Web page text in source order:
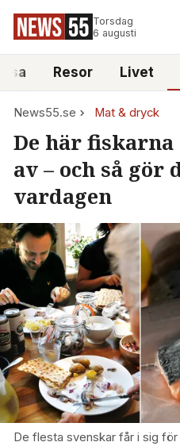
Torsdag
6 augusti
Resor Livet
News55.se Mat & dryck
De här
av – och så gör
vardagen
De flesta svenskar får i sig